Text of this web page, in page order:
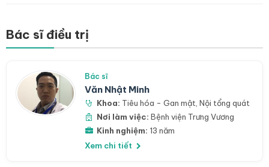
Bác sĩ điều trị
Bác sĩ
Văn Nhật Minh
Khoa: Tiêu hóa - Gan mật Nội tổng quát
Nơi làm việc: Bệnh viện Trưng Vương
Kinh nghiệm: 13 năm
Xem chi tiết